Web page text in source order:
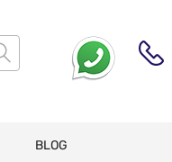
BLOG